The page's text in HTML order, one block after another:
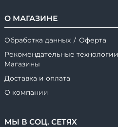
О МАГАЗИНЕ
Обработка данных / Оферта
Рекомендательные технологии
Магазины
Доставка и оплата
О компании
МЫ В СОЦ. СЕТЯХ